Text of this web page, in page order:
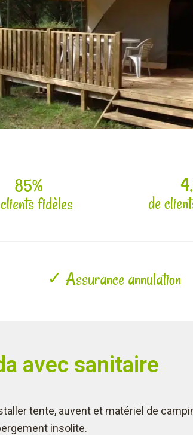
85%
fidèles
de
✓ Assurance annulation
avec sanitaire
tente, auvent et matériel de
insolite.